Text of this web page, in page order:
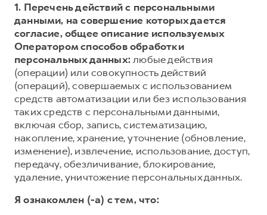
1. Перечень действий с персональными
данными, на совершение которых дается
согласие, общее описание используемых
Оператором способов обработки
персональных данных:любые действия
(операции) или совокупность действий
(операций), совершаемых с использованием
средств автоматизации или без использования
таких средств с персональными данными,
включая сбор, запись, систематизацию,
накопление, хранение, уточнение (обновление,
изменение), извлечение, использование, доступ,
передачу, обезличивание, блокирование,
удаление, уничтожение персональных данных.
Я ознакомлен (-а) с тем, что: